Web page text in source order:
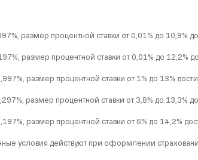
размер процентной ставки от 0,01% до 10,9%
размер процентной ставки от 0,01% до 12,2%
размер процентной ставки от 1% до 13%
размер процентной ставки от 3,8% до 13,3%
размер процентной ставки от 6% до 14,2%
условия действуют при оформлении